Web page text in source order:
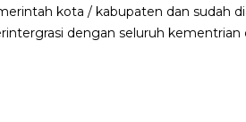
kota / kabupaten dan sudah
dengan seluruh kementrian